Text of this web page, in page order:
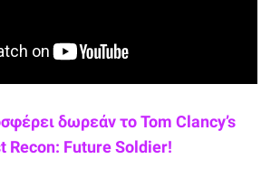
δωρεάν το Tom Clancy’s
Recon: Future Soldier!